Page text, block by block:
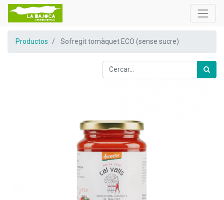
Productos Sofregit tomàquet ECO (sense sucre)